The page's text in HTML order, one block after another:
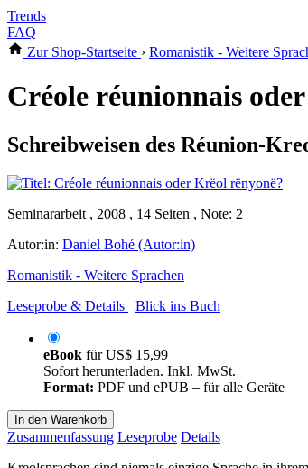
Trends
FAQ
Zur Shop-Startseite › Romanistik - Weitere
Créole réunionnais
Schreibweisen des Réunion-
Seminararbeit , 2008 , 14 Seiten , Note: 2
Autor:in: Daniel Bohé (Autor:in)
Romanistik - Weitere Sprachen
Leseprobe & Details
Blick ins Buch
eBook fürUS$ 15,99
Sofort herunterladen. Inkl. MwSt.
Format: PDF und ePUB – für alle Geräte
In den Warenkorb
Zusammenfassung Leseprobe Details